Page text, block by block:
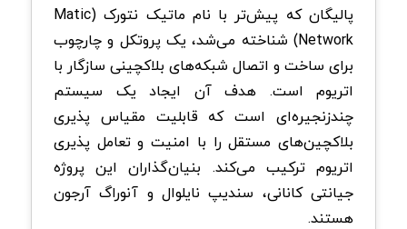
پالیگان که پیش‌تر با نام ماتیک نتورک (Matic
Network) شناخته می‌شد، یک پروتکل و چارچوب
برای ساخت و اتصال شبکه‌های بلاکچینی سازگار با
اتریوم است. هدف آن ایجاد یک سیستم
چندزنجیره‌ای است که قابلیت مقیاس پذیری
بلاکچین‌های مستقل را با امنیت و تعامل پذیری
اتریوم ترکیب می‌کند. بنیان‌گذاران این پروژه
جیانتی کانانی، سندیپ نایلوال و آنوراگ آرجون
هستند.